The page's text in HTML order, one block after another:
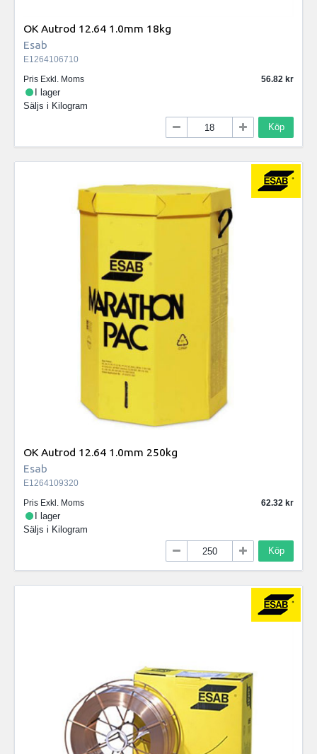
OK Autrod 12.64 1.0mm 18kg
Esab
E1264106710
Pris Exkl. Moms
56.82
I lager
Säljs i Kilogram
Köp
OK Autrod 12.64 1.0mm 250kg
Esab
E1264109320
Pris Exkl. Moms
62.32
I lager
Säljs i Kilogram
Köp